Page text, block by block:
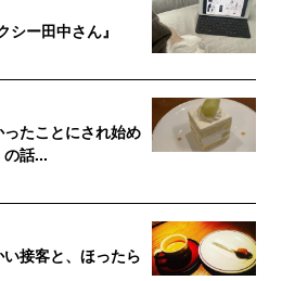
ー田中さん』
たことにされ始め
話...
い接客と、ほったら